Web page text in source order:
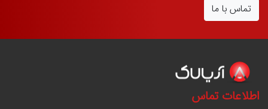
تماس با ما
اطلاعات تماس